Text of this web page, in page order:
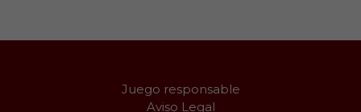
Juego responsable
Aviso Legal